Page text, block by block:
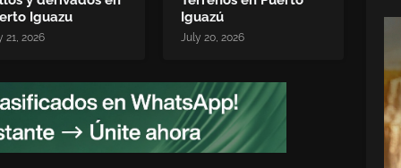
Iguazu
21, 2026
Iguazú
July 20, 2026